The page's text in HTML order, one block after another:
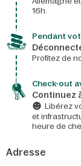
16h.
Pendant
Profitez de
Check-out
Continuez
Libérez
et
heure de
Adresse